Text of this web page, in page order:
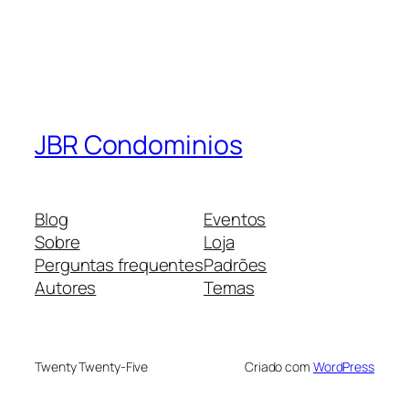
JBR Condominios
Blog
Sobre
Perguntas frequentes
Autores
Eventos
Loja
Padrões
Temas
Twenty Twenty-Five Criado com WordPress